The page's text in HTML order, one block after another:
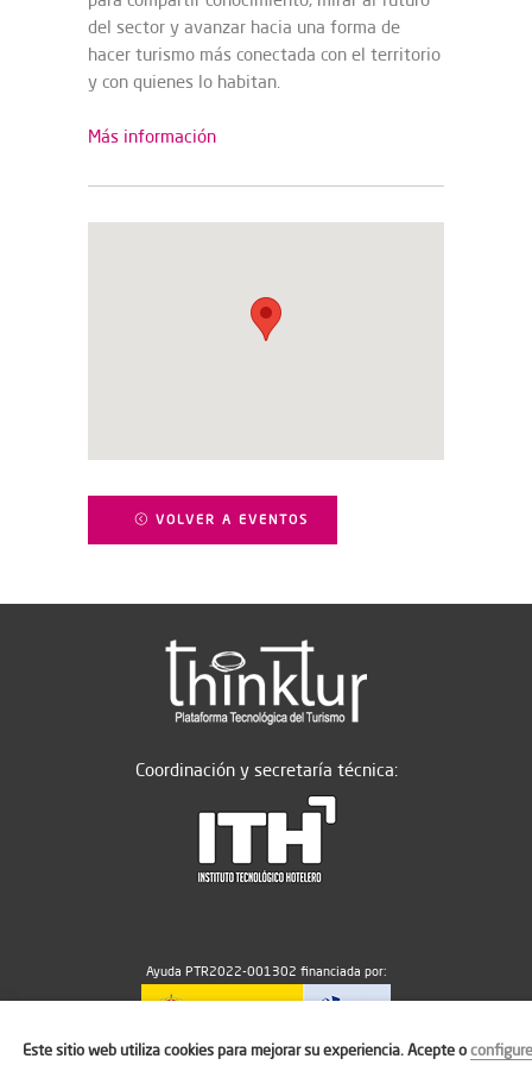
del sector y avanzar hacia una forma de
hacer turismo más conectada con el territorio
y con quienes lo habitan.
Más información
VOLVER A EVENTOS
Coordinación y secretaría técnica:
Ayuda PTR2022-001302 financiada por:
MICIU/AEI/10.13039/501100011033
Este sitio web utiliza cookies para mejorar su experiencia. Acepte oconfigure